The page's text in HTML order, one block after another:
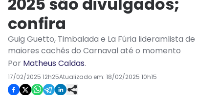
confira
Guig Guetto, Timbalada e La Fúria lideramlista de
maiores cachês do Carnaval até o momento
Por Matheus Caldas.
17/02/2025 12h25Atualizado em: 18/02/2025 10h15